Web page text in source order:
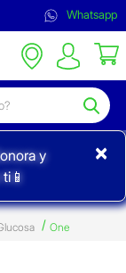
Whatsapp
y
×
One